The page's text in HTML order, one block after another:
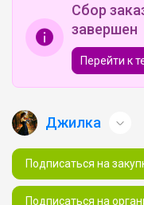
Сбор
завершен
Перейти к
Джилка
Подписаться на
Подписаться на